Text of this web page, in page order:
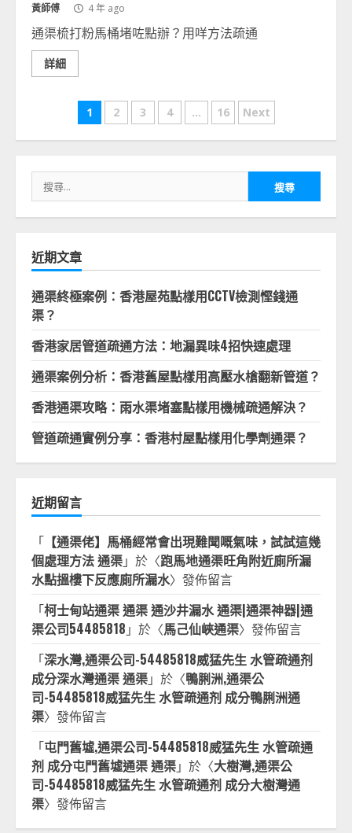
黃師傅 4 年 ago
通渠梳打粉馬桶堵咗點辦？用咩方法疏通
詳細
文
章
分
頁
1 2 3 4 ... 16 Next
尋
關
字:
近期文章
通渠終極案例：香港屋苑點樣用CCTV檢測慳錢通
渠？
香港家居管道疏通方法：地漏異味4招快速處理
通渠案例分析：香港舊屋點樣用高壓水槍翻新管道？
香港通渠攻略：雨水渠堵塞點樣用機械疏通解決？
管道疏通實例分享：香港村屋點樣用化學劑通渠？
近期留言
「 【通渠佬】馬桶經常會出現難聞嘅氣味，試試這幾
個處理方法 通渠」於〈跑馬地通渠旺角附近廁所漏
水點搵樓下反應廁所漏水〉發佈留言
「柯士甸站通渠 通渠 通沙井漏水 通渠|通渠神器|通
渠公司54485818 」於〈馬己仙峽通渠〉發佈留言
「深水灣,通渠公司-54485818威猛先生 水管疏通剂
成分深水灣通渠 通渠」於〈鴨脷洲,通渠公
司-54485818威猛先生 水管疏通剂 成分鴨脷洲通
渠〉發佈留言
「屯門舊墟,通渠公司-54485818威猛先生 水管疏通
剂 成分屯門舊墟通渠 通渠」於〈大樹灣,通渠公
司-54485818威猛先生 水管疏通剂 成分大樹灣通
渠〉發佈留言